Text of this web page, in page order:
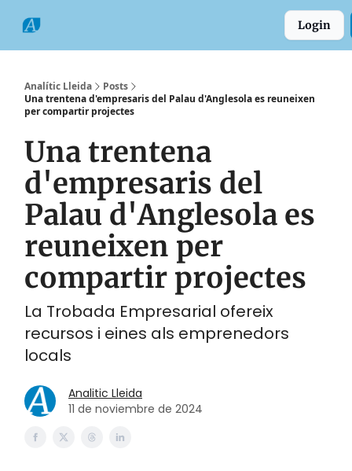
Login
Analític Lleida
Posts
Una trentena d'empresaris del Palau d'Anglesola es reuneixen
per compartir projectes
Una trentena
d'empresaris del
Palau d'Anglesola es
reuneixen per
compartir projectes
La Trobada Empresarial ofereix
recursos i eines als emprenedors
locals
Analitic Lleida
11 de noviembre de 2024